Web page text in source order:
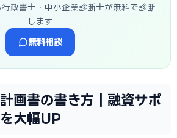
政書士・中小企業診断士が無料で診断
します
無料相談
画書の書き方｜融資サポ
大幅UP